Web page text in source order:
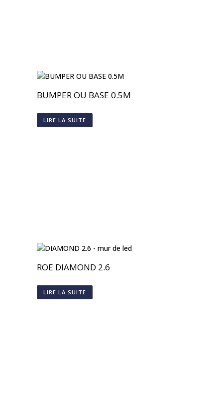
BUMPER OU BASE 0.5M
LIRE LA SUITE
ROE DIAMOND 2.6
LIRE LA SUITE